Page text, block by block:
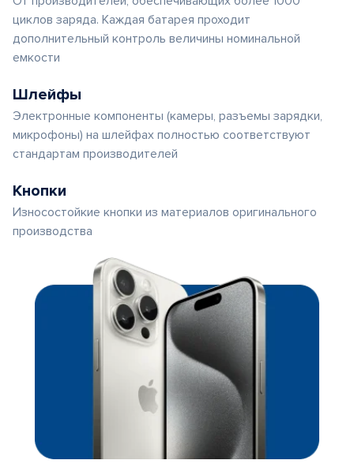
циклов заряда. Каждая батарея проходит
дополнительный контроль величины номинальной
емкости
Шлейфы
Электронные компоненты (камеры, разъемы зарядки,
микрофоны) на шлейфах полностью соответствуют
стандартам производителей
Кнопки
Износостойкие кнопки из материалов оригинального
производства